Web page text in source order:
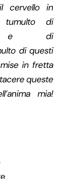
cervello in
tumulto di
e di
di questi
in fretta
queste
mia!